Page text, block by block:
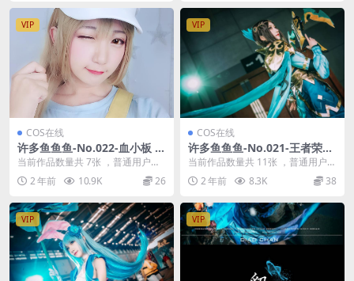
VIP
COS在线
许多鱼鱼鱼-No.022-血小板 [7
P]
当前作品数量共 7张 ，普通用户免
费查看前三张；会员全站免费看：
解锁会员权限许多...
2 年前 10.9K 26
VIP
COS在线
许多鱼鱼鱼-No.021-王者荣耀
虞姬 [11P]
当前作品数量共 11张 ，普通用户免
费查看前三张；会员全站免费看：
解锁会员权限许...
2 年前 8.3K 38
VIP VIP